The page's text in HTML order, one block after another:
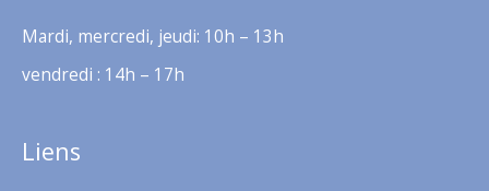
Mardi, mercredi, jeudi: 10h – 13h
vendredi : 14h – 17h
Liens